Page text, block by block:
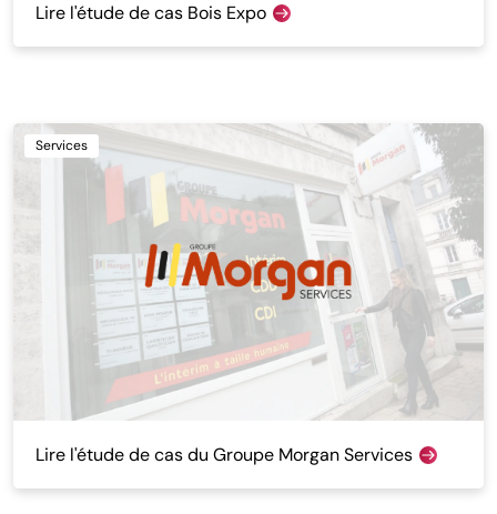
Lire l'étude de cas Bois Expo
Services
Lire l'étude de cas du Groupe Morgan Services